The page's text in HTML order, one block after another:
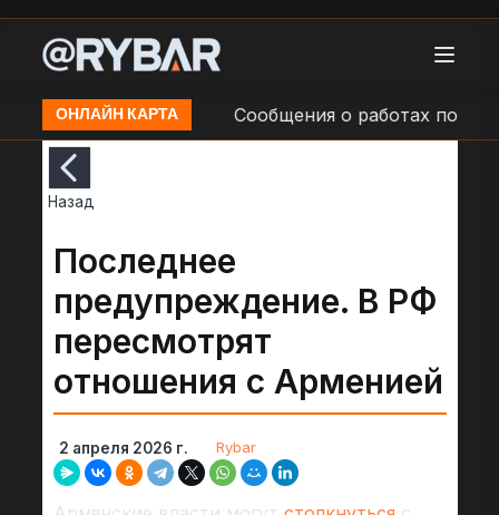
ОНЛАЙН КАРТА
в н.п. Мариуполь Сообщения о работах по
Назад
Последнее
предупреждение. В РФ
пересмотрят
отношения с Арменией
2 апреля 2026 г. Rybar